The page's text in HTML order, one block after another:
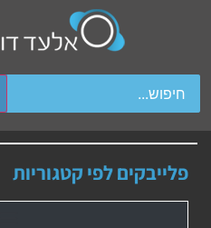
or with swipe gestures.
פלייבקים לפי קטגוריות